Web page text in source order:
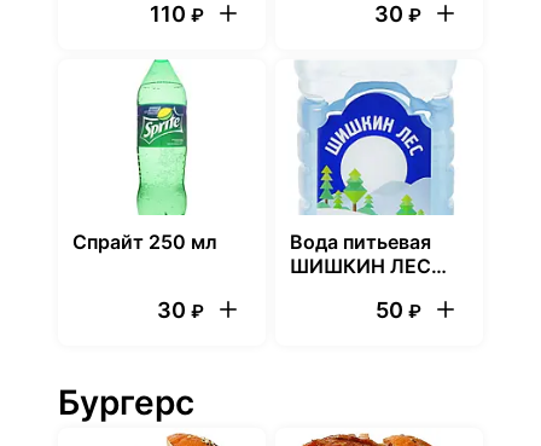
110 ₽ 30 ₽
Спрайт 250 мл
30 ₽
Вода питьевая
ШИШКИН ЛЕС
50 ₽
Бургерс